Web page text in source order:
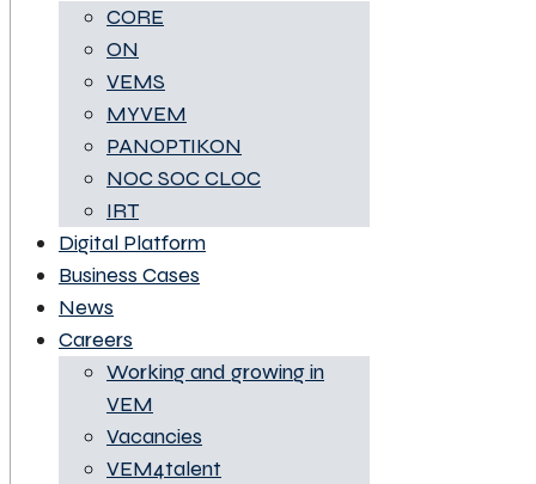
CORE
ON
VEMS
MYVEM
PANOPTIKON
NOC SOC CLOC
IRT
Digital Platform
Business Cases
News
Careers
Working and growing in
VEM
Vacancies
VEM4talent